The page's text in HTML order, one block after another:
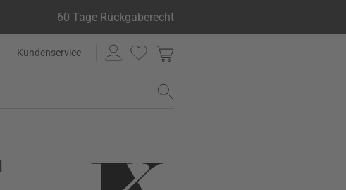
60 Tage Rückgaberecht
Kundenservice